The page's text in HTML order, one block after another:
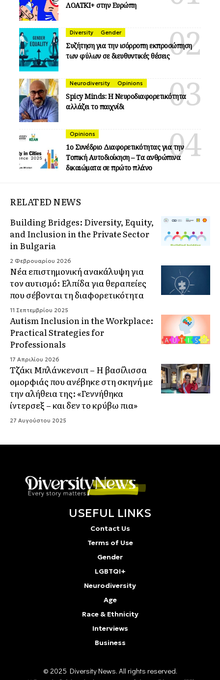
ΛΟΑΤΚΙ+ στην Ευρώπη
Diversity Gender
Συζήτηση για την ισόρροπη εκπροσώπηση
των φύλων σε διευθυντικές θέσεις
Neurodiversity Opinions
Spicy Minds: Η Νευροδιαφορετικότητα
αλλάζει το παιχνίδι
Opinions
1ο Συνέδριο Διαφορετικότητας για την
Τοπική Αυτοδιοίκηση – Τα ανθρώπινα
δικαιώματα σε πρώτο πλάνο
RELATED NEWS
Building Bridges: Diversity, Equity,
and Inclusion in the Private Sector
in Bulgaria
2 Φεβρουαρίου 2026
Νέα επιστημονική ανακάλυψη για
τον αυτισμό: Ελπίδα για θεραπείες
που σέβονται τη διαφορετικότητα
11 Σεπτεμβρίου 2025
Autism Inclusion in the Workplace:
Practical Strategies for
Professionals
17 Απριλίου 2026
Τζάκι Μπλάνκενσιπ – Η βασίλισσα
ομορφιάς που ανέβηκε στη σκηνή με
την αλήθεια της: «Γεννήθηκα
ίντερσεξ – και δεν το κρύβω πια»
27 Αυγούστου 2025
USEFUL LINKS
Contact Us
Terms of Use
Gender
LGBTQI+
Neurodiversity
Age
Race & Ethnicity
Interviews
Business
© 2025 Diversity Νews. All rights reserved.